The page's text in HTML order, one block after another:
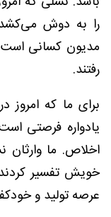
را به دوش
مدیون کسانی است
رفتند.
برای ما که امروز
یادواره فرصتی
اخلاص. ما وارثان
خویش تفسیر کردند.
عرصه تولید و